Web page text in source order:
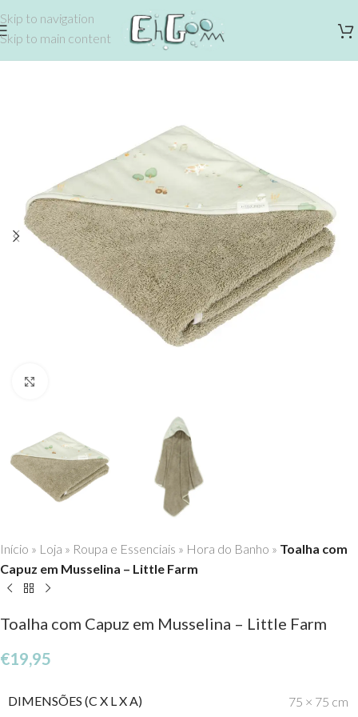
Skip to navigation
Skip to main content
Início » Loja » Roupa e Essenciais » Hora do Banho » Toalha com
Capuz em Musselina – Little Farm
Toalha com Capuz em Musselina – Little Farm
€19,95
DIMENSÕES (C X L X A) 75 × 75 cm